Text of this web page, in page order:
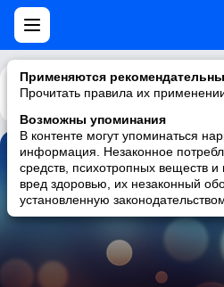
Применяются
Прочитать правила их
Возможны упоминания
В контенте могут упоминаться
информация. Незаконное
средств, психотропных веществ и
вред здоровью, их незаконный
установленную
Каталог Рекомендации
Forlorn, Part 2
Desiderii Marginis